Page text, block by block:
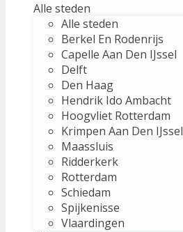
Alle steden
Alle steden
Berkel En Rodenrijs
Capelle Aan Den IJssel
Delft
Den Haag
Hendrik Ido Ambacht
Hoogvliet Rotterdam
Krimpen Aan Den IJssel
Maassluis
Ridderkerk
Rotterdam
Schiedam
Spijkenisse
Vlaardingen